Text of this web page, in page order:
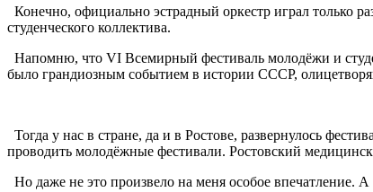
Конечно, официально эстрадный оркестр играл только
студенческого коллектива.
Напомню, что VI Всемирный фестиваль молодёжи и
было грандиозным событием в истории СССР,
Тогда у нас в стране, да и в Ростове, развернулось
проводить молодёжные фестивали. Ростовский
Но даже не это произвело на меня особое впечатление.